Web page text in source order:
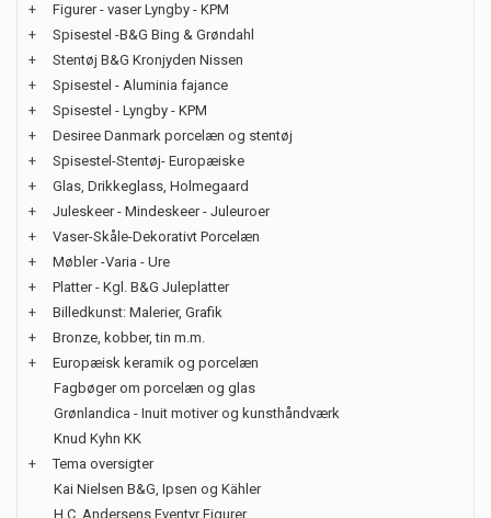
+
Figurer - vaser Lyngby - KPM
+
Spisestel -B&G Bing & Grøndahl
+
Stentøj B&G Kronjyden Nissen
+
Spisestel - Aluminia fajance
+
Spisestel - Lyngby - KPM
+
Desiree Danmark porcelæn og stentøj
+
Spisestel-Stentøj- Europæiske
+
Glas, Drikkeglass, Holmegaard
+
Juleskeer - Mindeskeer - Juleuroer
+
Vaser-Skåle-Dekorativt Porcelæn
+
Møbler -Varia - Ure
+
Platter - Kgl. B&G Juleplatter
+
Billedkunst: Malerier, Grafik
+
Bronze, kobber, tin m.m.
+
Europæisk keramik og porcelæn
Fagbøger om porcelæn og glas
Grønlandica - Inuit motiver og kunsthåndværk
Knud Kyhn KK
+
Tema oversigter
Kai Nielsen B&G, Ipsen og Kähler
H.C. Andersens Eventyr Figurer